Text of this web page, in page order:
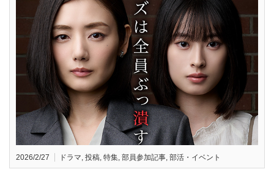
2026/2/27 ドラマ, 投稿, 特集, 部員参加記事, 部活・イベント